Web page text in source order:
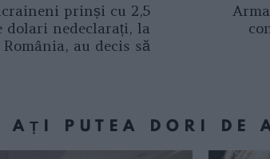
prinși cu 2,5
dolari nedeclarați, la
au decis să
AȚI PUTEA DORI DE